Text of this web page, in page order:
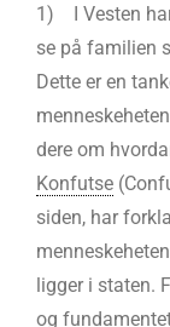
1) I Vesten
se på familien
Dette er en
dere om
Konfutse
siden, har
ligger i staten.
og